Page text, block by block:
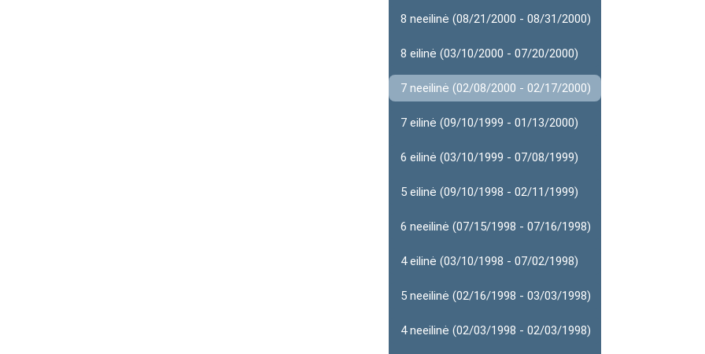
8 neeilinė (08/21/2000 - 08/31/2000)
8 eilinė (03/10/2000 - 07/20/2000)
7 neeilinė (02/08/2000 - 02/17/2000)
7 eilinė (09/10/1999 - 01/13/2000)
6 eilinė (03/10/1999 - 07/08/1999)
5 eilinė (09/10/1998 - 02/11/1999)
6 neeilinė (07/15/1998 - 07/16/1998)
4 eilinė (03/10/1998 - 07/02/1998)
5 neeilinė (02/16/1998 - 03/03/1998)
4 neeilinė (02/03/1998 - 02/03/1998)